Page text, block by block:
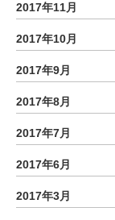
2017年11月
2017年10月
2017年9月
2017年8月
2017年7月
2017年6月
2017年3月